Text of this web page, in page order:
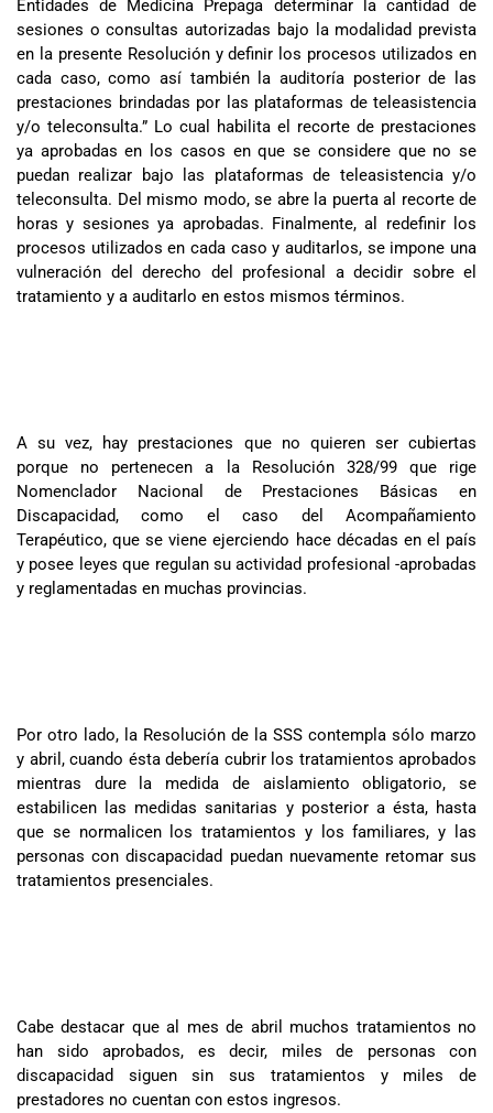
Entidades de Medicina Prepaga determinar la cantidad de
sesiones o consultas autorizadas bajo la modalidad prevista
en la presente Resolución y definir los procesos utilizados en
cada caso, como así también la auditoría posterior de las
prestaciones brindadas por las plataformas de teleasistencia
y/o teleconsulta.” Lo cual habilita el recorte de prestaciones
ya aprobadas en los casos en que se considere que no se
puedan realizar bajo las plataformas de teleasistencia y/o
teleconsulta. Del mismo modo, se abre la puerta al recorte de
horas y sesiones ya aprobadas. Finalmente, al redefinir los
procesos utilizados en cada caso y auditarlos, se impone una
vulneración del derecho del profesional a decidir sobre el
tratamiento y a auditarlo en estos mismos términos.
A su vez, hay prestaciones que no quieren ser cubiertas
porque no pertenecen a la Resolución 328/99 que rige
Nomenclador Nacional de Prestaciones Básicas en
Discapacidad, como el caso del Acompañamiento
Terapéutico, que se viene ejerciendo hace décadas en el país
y posee leyes que regulan su actividad profesional -aprobadas
y reglamentadas en muchas provincias.
Por otro lado, la Resolución de la SSS contempla sólo marzo
y abril, cuando ésta debería cubrir los tratamientos aprobados
mientras dure la medida de aislamiento obligatorio, se
estabilicen las medidas sanitarias y posterior a ésta, hasta
que se normalicen los tratamientos y los familiares, y las
personas con discapacidad puedan nuevamente retomar sus
tratamientos presenciales.
Cabe destacar que al mes de abril muchos tratamientos no
han sido aprobados, es decir, miles de personas con
discapacidad siguen sin sus tratamientos y miles de
prestadores no cuentan con estos ingresos.